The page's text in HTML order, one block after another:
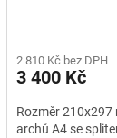
2 810 Kč bez DPH
3 400 Kč
Rozměr 210x297
archů A4 se